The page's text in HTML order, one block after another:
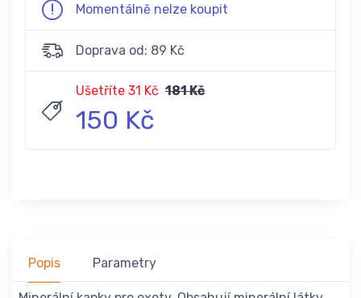
Momentálně nelze koupit
Doprava od: 89 Kč
Ušetříte 31 Kč 181 Kč
150 Kč
Popis Parametry